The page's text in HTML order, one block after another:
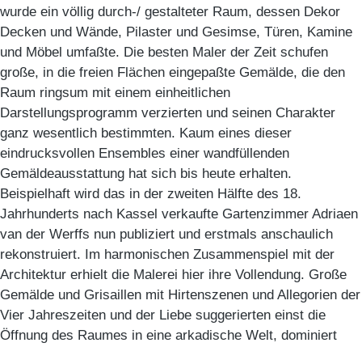
wurde ein völlig durch-/ gestalteter Raum, dessen Dekor
Decken und Wände, Pilaster und Gesimse, Türen, Kamine
und Möbel umfaßte. Die besten Maler der Zeit schufen
große, in die freien Flächen eingepaßte Gemälde, die den
Raum ringsum mit einem einheitlichen
Darstellungsprogramm verzierten und seinen Charakter
ganz wesentlich bestimmten. Kaum eines dieser
eindrucksvollen Ensembles einer wandfüllenden
Gemäldeausstattung hat sich bis heute erhalten.
Beispielhaft wird das in der zweiten Hälfte des 18.
Jahrhunderts nach Kassel verkaufte Gartenzimmer Adriaen
van der Werffs nun publiziert und erstmals anschaulich
rekonstruiert. Im harmonischen Zusammenspiel mit der
Architektur erhielt die Malerei hier ihre Vollendung. Große
Gemälde und Grisaillen mit Hirtenszenen und Allegorien der
Vier Jahreszeiten und der Liebe suggerierten einst die
Öffnung des Raumes in eine arkadische Welt, dominiert